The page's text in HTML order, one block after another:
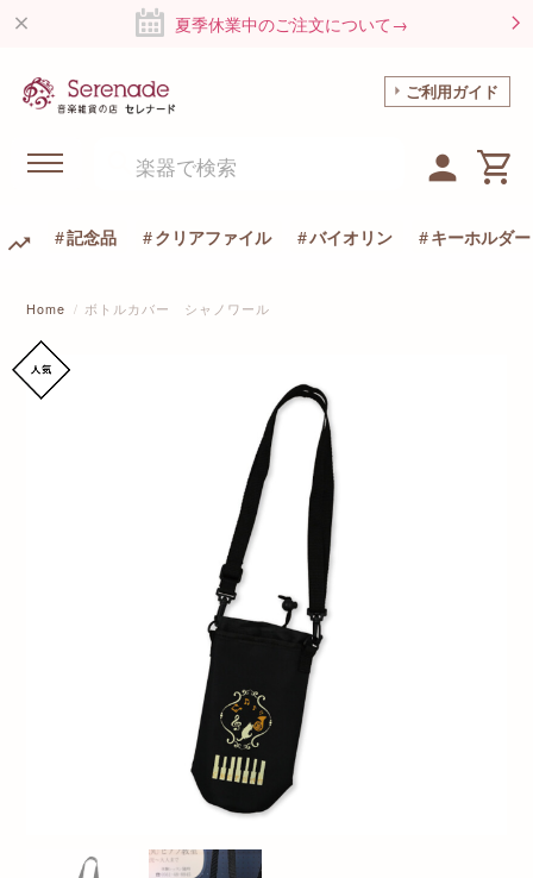
夏季休業中のご注文について→
ご利用ガイド
記念品 クリアファイル バイオリン キーホルダー
Home ボトルカバー シャノワール